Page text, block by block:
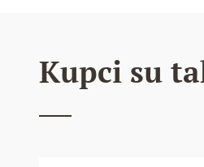
Kupci su